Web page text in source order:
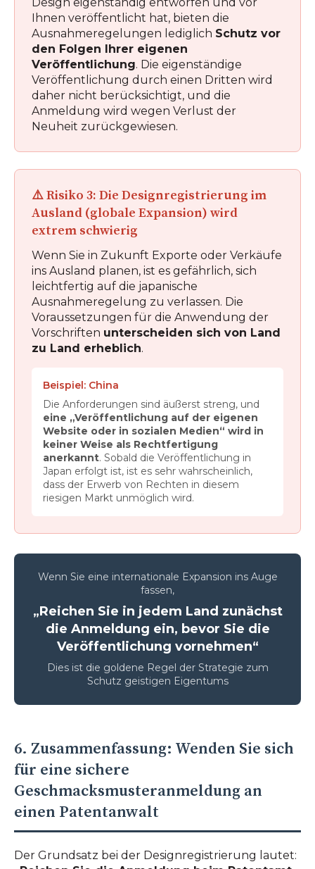
Ihnen veröffentlicht hat, bieten die
Ausnahmeregelungen lediglich Schutz vor
den Folgen Ihrer eigenen
Veröffentlichung. Die eigenständige
Veröffentlichung durch einen Dritten wird
daher nicht berücksichtigt, und die
Anmeldung wird wegen Verlust der
Neuheit zurückgewiesen.
⚠️ Risiko 3: Die Designregistrierung im
Ausland (globale Expansion) wird
extrem schwierig
Wenn Sie in Zukunft Exporte oder Verkäufe
ins Ausland planen, ist es gefährlich, sich
leichtfertig auf die japanische
Ausnahmeregelung zu verlassen. Die
Voraussetzungen für die Anwendung der
Vorschriften unterscheiden sich von Land
zu Land erheblich.
Beispiel: China
Die Anforderungen sind äußerst streng, und
eine „Veröffentlichung auf der eigenen
Website oder in sozialen Medien“ wird in
keiner Weise als Rechtfertigung
anerkannt. Sobald die Veröffentlichung in
Japan erfolgt ist, ist es sehr wahrscheinlich,
dass der Erwerb von Rechten in diesem
riesigen Markt unmöglich wird.
Wenn Sie eine internationale Expansion ins Auge
fassen,
„Reichen Sie in jedem Land zunächst
die Anmeldung ein, bevor Sie die
Veröffentlichung vornehmen“
Dies ist die goldene Regel der Strategie zum
Schutz geistigen Eigentums
6. Zusammenfassung: Wenden Sie sich
für eine sichere
Geschmacksmusteranmeldung an
einen Patentanwalt
Der Grundsatz bei der Designregistrierung lautet: